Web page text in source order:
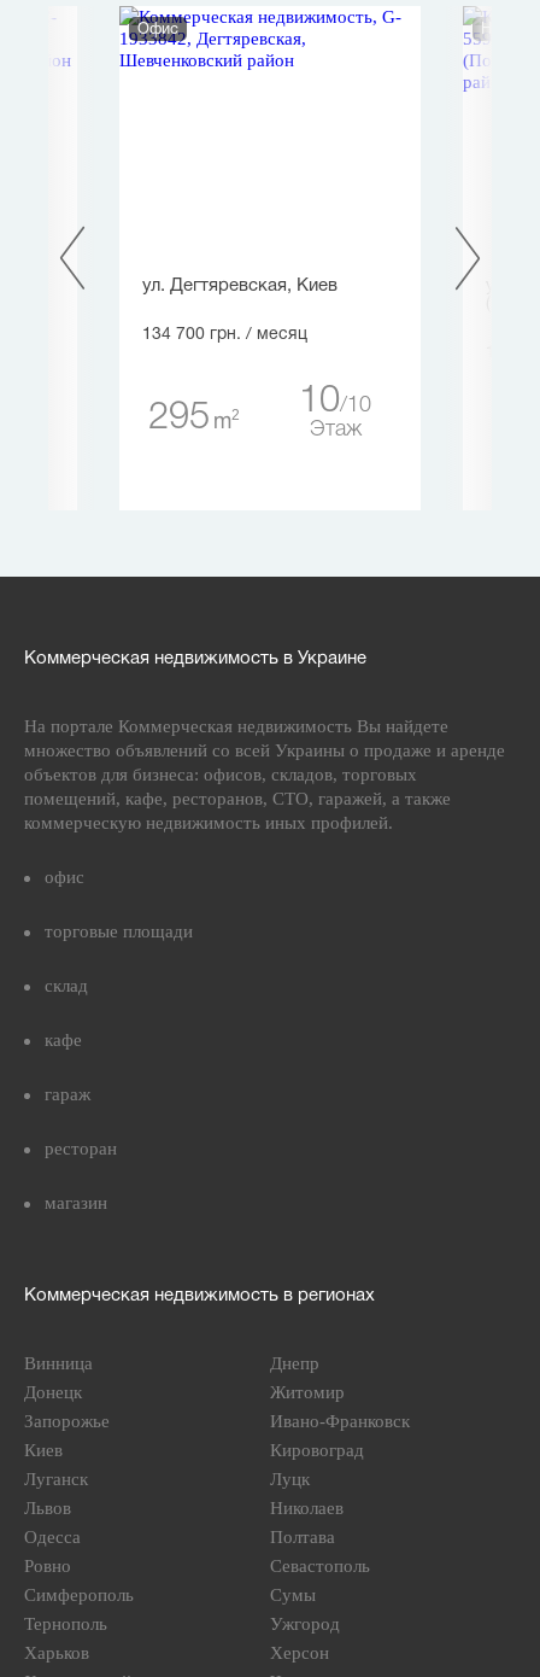
Офис
ул. Дегтяревская, Киев
134 700 грн. / месяц
295 m2 10 10
Этаж
Коммерческая недвижимость в Украине
На портале Коммерческая недвижимость Вы найдете
множество объявлений со всей Украины о продаже и аренде
объектов для бизнеса: офисов, складов, торговых
помещений, кафе, ресторанов, СТО, гаражей, а также
коммерческую недвижимость иных профилей.
офис
торговые площади
склад
кафе
гараж
ресторан
магазин
Коммерческая недвижимость в регионах
Винница
Днепр
Донецк
Житомир
Запорожье
Ивано-Франковск
Киев
Кировоград
Луганск
Луцк
Львов
Николаев
Одесса
Полтава
Ровно
Севастополь
Симферополь
Сумы
Тернополь
Ужгород
Харьков
Херсон